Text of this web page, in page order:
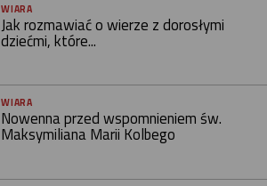
WIARA
Jak rozmawiać o wierze z dorosłymi
dziećmi, które...
WIARA
Nowenna przed wspomnieniem św.
Maksymiliana Marii Kolbego